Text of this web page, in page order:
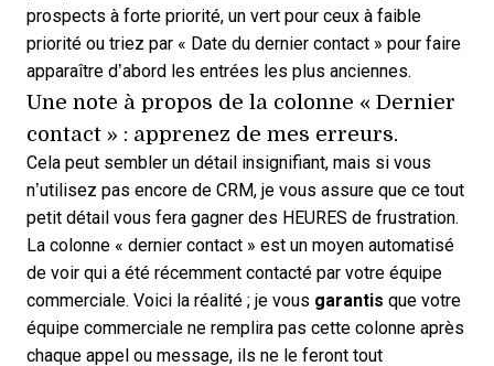
prospects à forte priorité, un vert pour ceux à faible
priorité ou triez par « Date du dernier contact » pour faire
apparaître d’abord les entrées les plus anciennes.
Une note à propos de la colonne « Dernier
contact » : apprenez de mes erreurs.
Cela peut sembler un détail insignifiant, mais si vous
n’utilisez pas encore de CRM, je vous assure que ce tout
petit détail vous fera gagner des HEURES de frustration.
La colonne « dernier contact » est un moyen automatisé
de voir qui a été récemment contacté par votre équipe
commerciale. Voici la réalité ; je vous garantis que votre
équipe commerciale ne remplira pas cette colonne après
chaque appel ou message, ils ne le feront tout